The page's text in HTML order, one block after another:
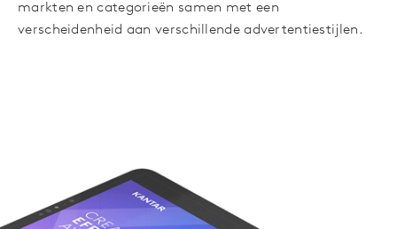
markten en categorieën samen met een
verscheidenheid aan verschillende advertentiestijlen.